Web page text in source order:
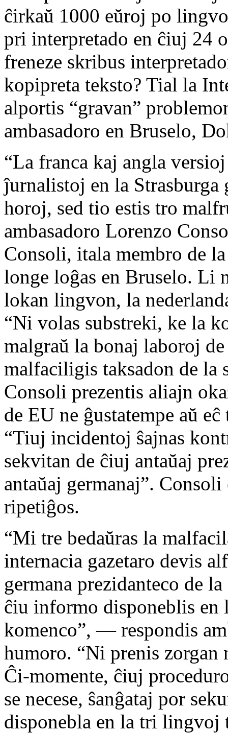
ĉirkaŭ 1000 eŭroj po
pri interpretado en ĉiuj 24
freneze skribus
kopipreta teksto? Tial la
alportis “gravan”
ambasadoro en Bruselo,
“La franca kaj angla
ĵurnalistoj en la Strasburga
horoj, sed tio estis tro
ambasadoro Lorenzo
Consoli, itala membro de
longe loĝas en Bruselo. Li
lokan lingvon, la
“Ni volas substreki, ke la
malgraŭ la bonaj laboroj
malfaciligis taksadon de la
Consoli prezentis aliajn
de EU ne ĝustatempe aŭ
“Tiuj incidentoj ŝajnas
sekvitan de ĉiuj antaŭaj
antaŭaj germanaj”.
ripetiĝos.
“Mi tre bedaŭras la
internacia gazetaro devis
germana prezidanteco de
ĉiu informo disponeblis en
komenco”, — respondis
humoro. “Ni prenis
Ĉi-momente, ĉiuj
se necese, ŝanĝataj por
disponebla en la tri lingvoj